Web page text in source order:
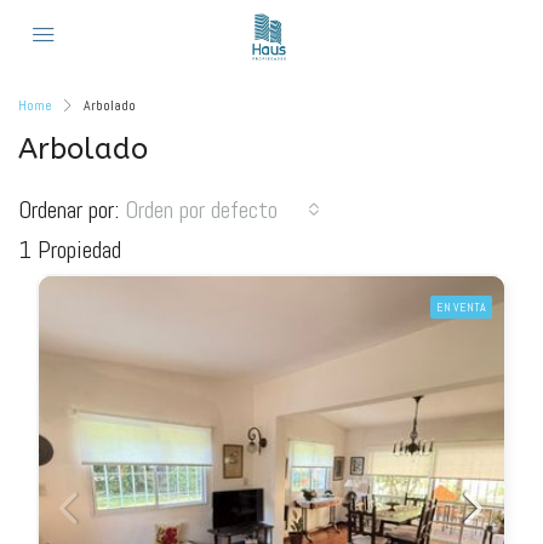
Home Arbolado
Arbolado
1 Propiedad
Ordenar por: Orden por defecto
EN VENTA